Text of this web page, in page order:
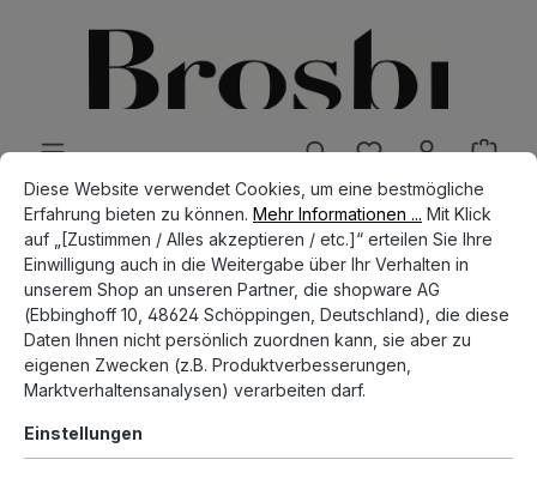
springen
SHOP ACCESSORIES PINS
The Welcome Pin
Bildergalerie überspringen
Cookie-Voreinstellungen
Diese Website verwendet Cookies, um eine bestmögliche
Diese Website verwendet Cookies, um eine bestmögliche
Erfahrung bieten zu können. Mehr Informationen ... Mit Klick
auf „[Zustimmen / Alles akzeptieren / etc.]“ erteilen Sie Ihre
Einwilligung auch in die Weitergabe über Ihr Verhalten in
unserem Shop an unseren Partner, die shopware AG
(Ebbinghoff 10, 48624 Schöppingen, Deutschland), die diese
Daten Ihnen nicht persönlich zuordnen kann, sie aber zu
eigenen Zwecken (z.B. Produktverbesserungen,
Marktverhaltensanalysen) verarbeiten darf.
Einstellungen